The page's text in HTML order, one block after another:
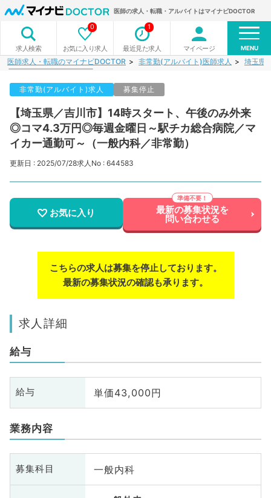
医師の求人・転職・アルバイトはマイナビDOCTOR
求人検索 お気に入り求人
0
最近見た求人
1
マイページ MENU
医師求人・転職のマイナビDOCTOR 非常勤(アルバイト)医師求人 埼玉県
非常勤(アルバイト)求人 募集停止
【埼玉県／吉川市】14時スタート、午後のみ外来
◎コマ4.3万円◎毎週金曜日～駅チカ総合病院／マ
イカー通勤可～（一般内科／非常勤）
更新日 : 2025/07/28求人No : 644583
お気に入り 最新の募集状況を
問い合わせる
こちらの求人は募集を停止しております。
最新の募集状況の確認も承ります。
求人詳細
給与
給与 単価43,000円
業務内容
募集科目 一般内科